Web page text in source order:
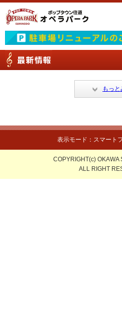
もっと
表示モード：スマートフ
COPYRIGHT(c) OKAWA
ALL RIGHT